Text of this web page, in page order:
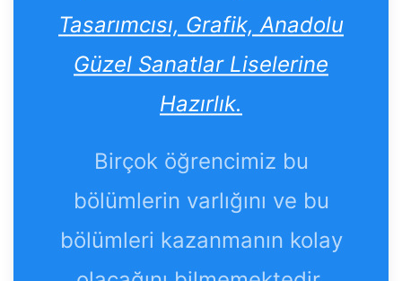
Tasarımcısı, Grafik, Anadolu
Güzel Sanatlar Liselerine
Hazırlık.
Birçok öğrencimiz bu
bölümlerin varlığını ve bu
bölümleri kazanmanın kolay